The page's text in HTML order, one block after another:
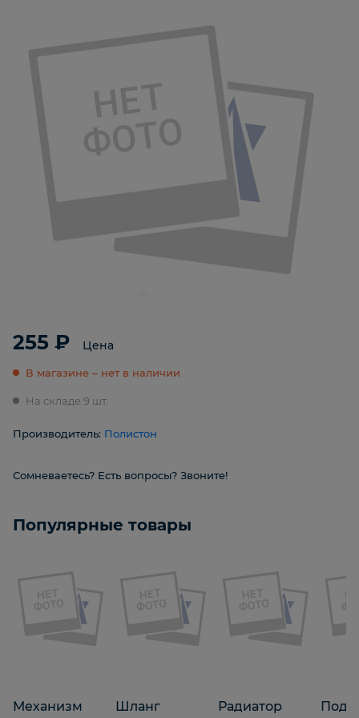
255 ₽ Цена
В магазине – нет в наличии
На складе 9 шт.
Производитель: Полистон
Сомневаетесь? Есть вопросы? Звоните!
Популярные товары
Механизм Шланг Радиатор